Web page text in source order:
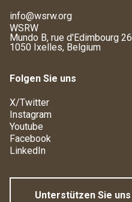
info@wsrw.org
WSRW
Mundo B, rue d'Edimbourg 26
1050 Ixelles, Belgium
Folgen Sie uns
X/Twitter
Instagram
Youtube
Facebook
LinkedIn
Unterstützen Sie uns